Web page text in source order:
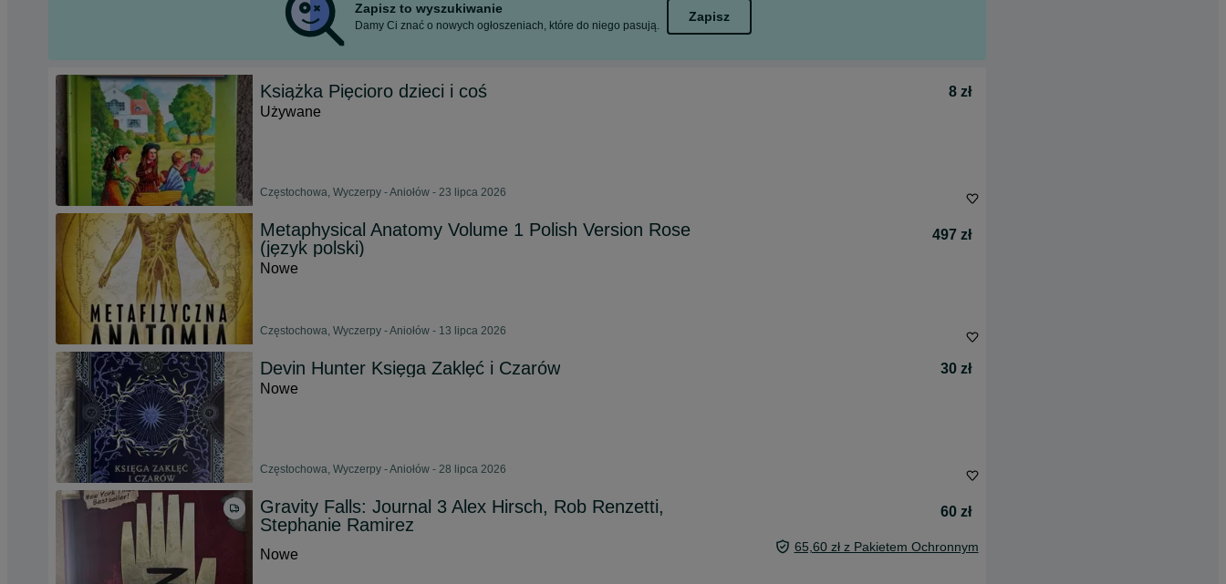
Zapisz to wyszukiwanie
Damy Ci znać o nowych ogłoszeniach, które do niego pasują.
Zapisz
Książka Pięcioro dzieci i coś
8 zł
Używane
Częstochowa, Wyczerpy - Aniołów - 23 lipca 2026
Metaphysical Anatomy Volume 1 Polish Version Rose
(język polski)
497 zł
Nowe
Częstochowa, Wyczerpy - Aniołów - 13 lipca 2026
Devin Hunter Księga Zaklęć i Czarów
30 zł
Nowe
Częstochowa, Wyczerpy - Aniołów - 28 lipca 2026
Gravity Falls: Journal 3 Alex Hirsch, Rob Renzetti,
Stephanie Ramirez
60 zł
Nowe 65,60 zł z Pakietem Ochronnym